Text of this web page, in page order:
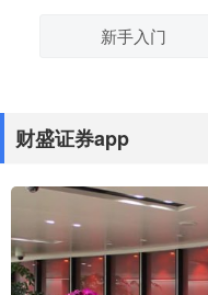
新手入门
财盛证券app